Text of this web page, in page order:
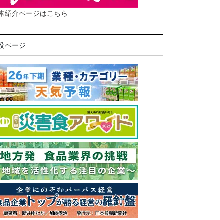
紹介ページはこちら
ページ